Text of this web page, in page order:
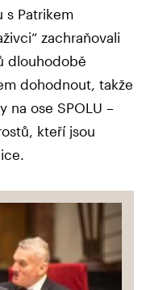
s Patrikem
zachraňovali
dlouhodobě
dohodnout, takže
na ose SPOLU –
kteří jsou